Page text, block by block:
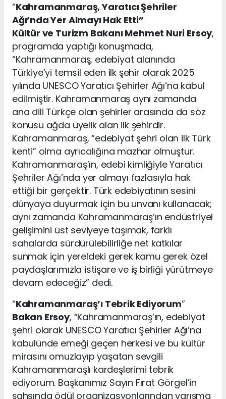
“Kahramanmaraş, Yaratıcı Şehriler
Ağı’nda Yer Almayı Hak Etti”
Kültür ve Turizm Bakanı Mehmet Nuri Ersoy,
programda yaptığı konuşmada,
“Kahramanmaraş, edebiyat alanında
Türkiye’yi temsil eden ilk şehir olarak 2025
yılında UNESCO Yaratıcı Şehirler Ağı’na kabul
edilmiştir. Kahramanmaraş aynı zamanda
ana dili Türkçe olan şehirler arasında da söz
konusu ağda üyelik alan ilk şehirdir.
Kahramanmaraş, “edebiyat şehri olan ilk Türk
kenti” olma ayrıcalığına mazhar olmuştur.
Kahramanmaraş’ın, edebi kimliğiyle Yaratıcı
Şehriler Ağı’nda yer almayı fazlasıyla hak
ettiği bir gerçektir. Türk edebiyatının sesini
dünyaya duyurmak için bu unvanı kullanacak;
aynı zamanda Kahramanmaraş’ın endüstriyel
gelişimini üst seviyeye taşımak, farklı
sahalarda sürdürülebilirliğe net katkılar
sunmak için yereldeki gerek kamu gerek özel
paydaşlarımızla istişare ve iş birliği yürütmeye
devam edeceğiz” dedi.
“Kahramanmaraş’ı Tebrik Ediyorum”
Bakan Ersoy, “Kahramanmaraş’ın, edebiyat
şehri olarak UNESCO Yaratıcı Şehirler Ağı’na
kabulünde emeği geçen herkesi ve bu kültür
mirasını omuzlayıp yaşatan sevgili
Kahramanmaraşlı kardeşlerimi tebrik
ediyorum. Başkanımız Sayın Fırat Görgel’in
şahsında ödül organizasyonlarından yarışma